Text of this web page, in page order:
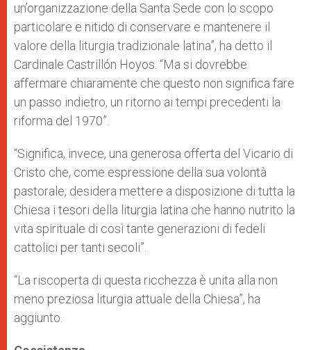
un’organizzazione della Santa Sede con lo scopo
particolare e nitido di conservare e mantenere il
valore della liturgia tradizionale latina”, ha detto il
Cardinale Castrillón Hoyos. “Ma si dovrebbe
affermare chiaramente che questo non significa fare
un passo indietro, un ritorno ai tempi precedenti la
riforma del 1970”.
“Significa, invece, una generosa offerta del Vicario di
Cristo che, come espressione della sua volontà
pastorale, desidera mettere a disposizione di tutta la
Chiesa i tesori della liturgia latina che hanno nutrito la
vita spirituale di così tante generazioni di fedeli
cattolici per tanti secoli”.
“La riscoperta di questa ricchezza è unita alla non
meno preziosa liturgia attuale della Chiesa”, ha
aggiunto.